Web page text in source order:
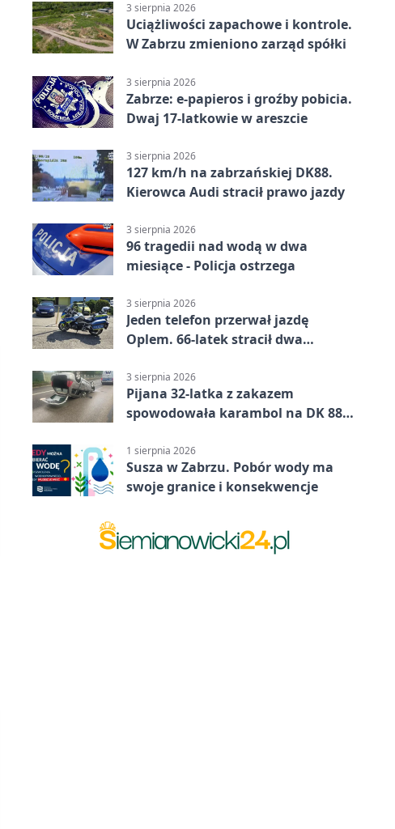
3 sierpnia 2026
Uciążliwości zapachowe i kontrole.
W Zabrzu zmieniono zarząd spółki
3 sierpnia 2026
Zabrze: e-papieros i groźby pobicia.
Dwaj 17-latkowie w areszcie
3 sierpnia 2026
127 km/h na zabrzańskiej DK88.
Kierowca Audi stracił prawo jazdy
3 sierpnia 2026
96 tragedii nad wodą w dwa
miesiące - Policja ostrzega
3 sierpnia 2026
Jeden telefon przerwał jazdę
Oplem. 66-latek stracił dwa
3 sierpnia 2026
Pijana 32-latka z zakazem
spowodowała karambol na DK 88
1 sierpnia 2026
Susza w Zabrzu. Pobór wody ma
swoje granice i konsekwencje